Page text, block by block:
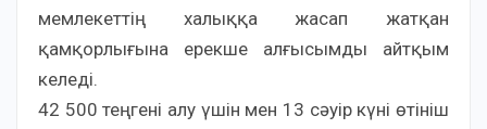
мемлекеттің халыққа жасап жатқан
қамқорлығына ерекше алғысымды айтқым
келеді.
42 500 теңгені алу үшін мен 13 сәуір күні өтініш